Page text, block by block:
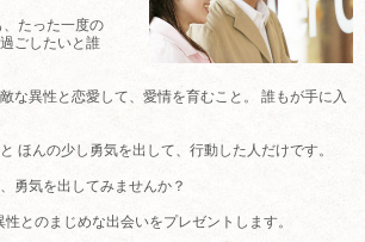
、たった一度の
ごしたいと誰
な異性と恋愛して、愛情を育むこと。 誰もが手に入
ほんの少し勇気を出して、行動した人だけです。
勇気を出してみませんか？
とのまじめな出会いをプレゼントします。